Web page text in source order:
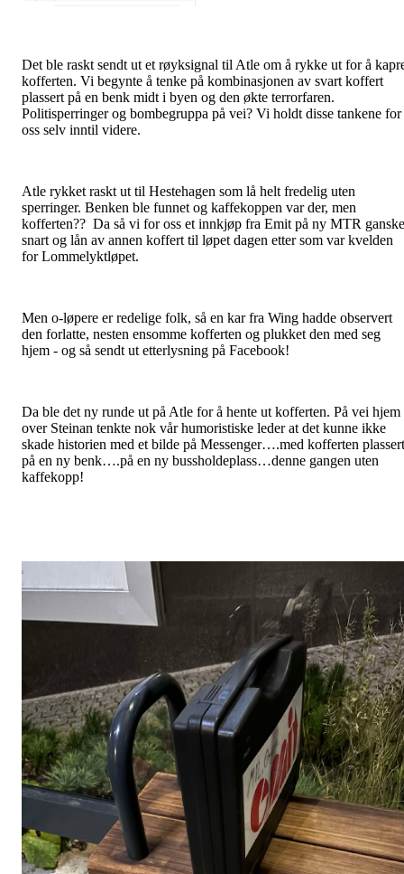
Det ble raskt sendt ut et røyksignal til Atle om å rykke ut for å
kofferten. Vi begynte å tenke på kombinasjonen av svart koffert
plassert på en benk midt i byen og den økte terrorfaren.
Politisperringer og bombegruppa på vei? Vi holdt disse tankene for
oss selv inntil videre.
Atle rykket raskt ut til Hestehagen som lå helt fredelig uten
sperringer. Benken ble funnet og kaffekoppen var der, men
kofferten?? Da så vi for oss et innkjøp fra Emit på ny MTR ganske
snart og lån av annen koffert til løpet dagen etter som var kvelden
for Lommelyktløpet.
Men o-løpere er redelige folk, så en kar fra Wing hadde observert
den forlatte, nesten ensomme kofferten og plukket den med seg
hjem - og så sendt ut etterlysning på Facebook!
Da ble det ny runde ut på Atle for å hente ut kofferten. På vei hjem
over Steinan tenkte nok vår humoristiske leder at det kunne ikke
skade historien med et bilde på Messenger….med kofferten plassert
på en ny benk….på en ny bussholdeplass…denne gangen uten
kaffekopp!